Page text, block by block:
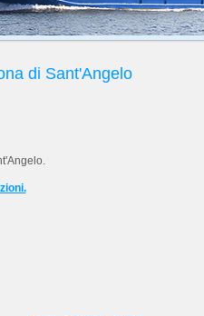
di Sant'Angelo